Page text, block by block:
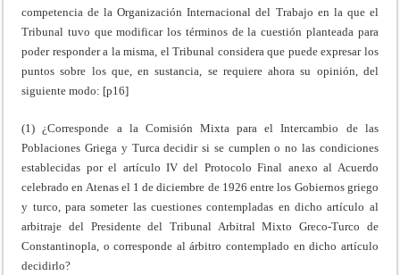
competencia de la Organización Internacional del Trabajo en la que el
Tribunal tuvo que modificar los términos de la cuestión planteada para
poder responder a la misma, el Tribunal considera que puede expresar los
puntos sobre los que, en sustancia, se requiere ahora su opinión, del
siguiente modo: [p16]
(1) ¿Corresponde a la Comisión Mixta para el Intercambio de las
Poblaciones Griega y Turca decidir si se cumplen o no las condiciones
establecidas por el artículo IV del Protocolo Final anexo al Acuerdo
celebrado en Atenas el 1 de diciembre de 1926 entre los Gobiernos griego
y turco, para someter las cuestiones contempladas en dicho artículo al
arbitraje del Presidente del Tribunal Arbitral Mixto Greco-Turco de
Constantinopla, o corresponde al árbitro contemplado en dicho artículo
decidirlo?